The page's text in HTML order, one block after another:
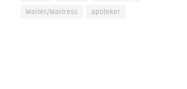
Waiter/Waitress
apoteker